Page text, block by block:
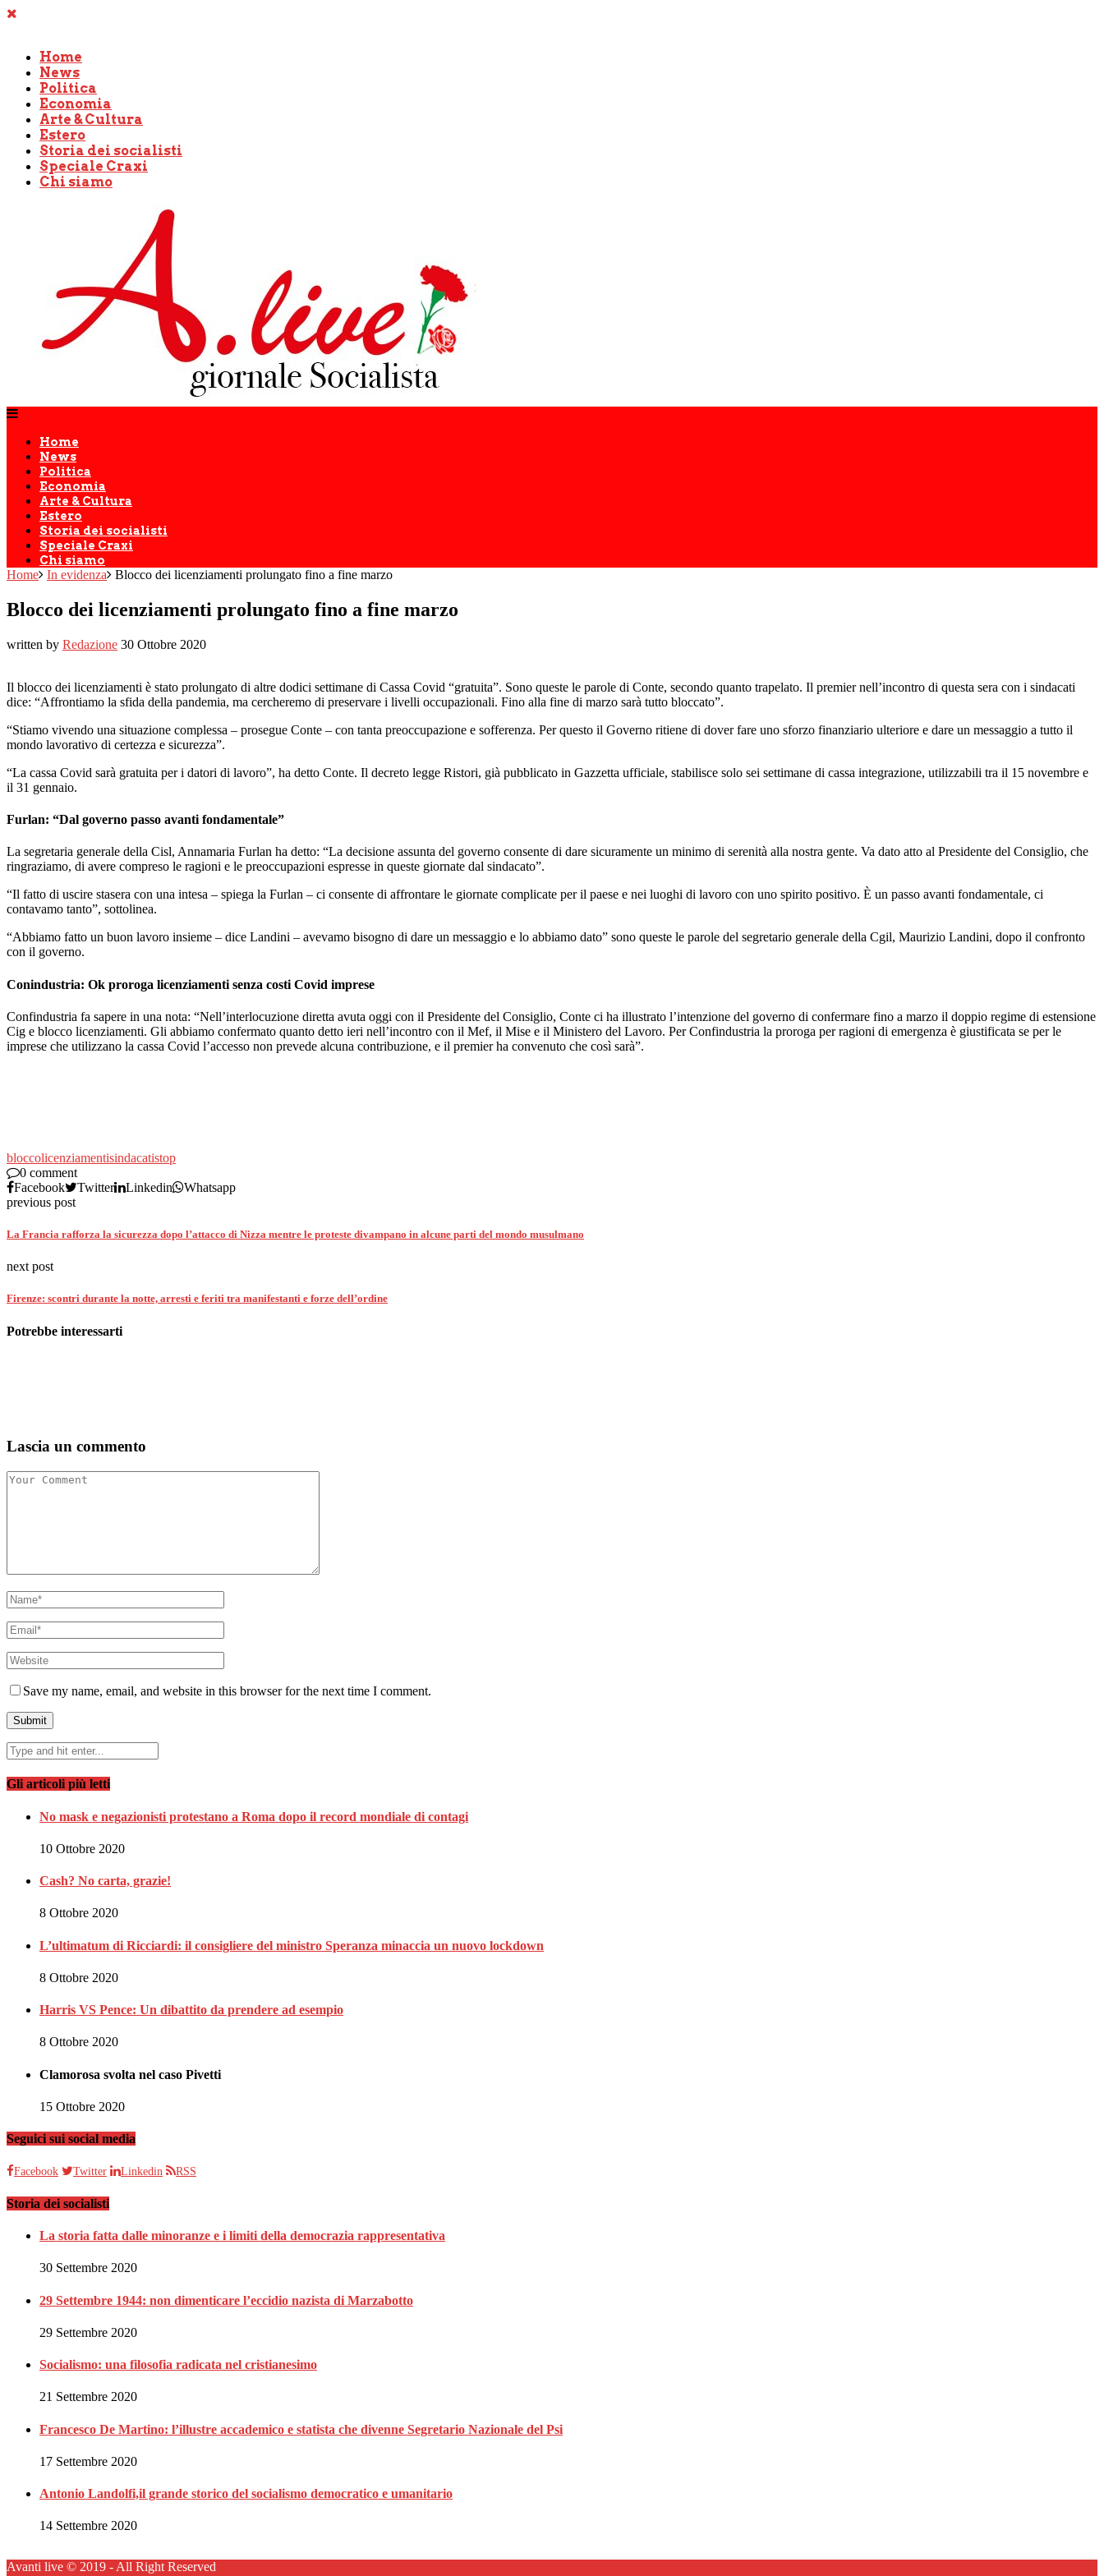
Home
News
Politica
Economia
Arte & Cultura
Estero
Storia dei socialisti
Speciale Craxi
Chi siamo
Home
News
Politica
Economia
Arte & Cultura
Estero
Storia dei socialisti
Speciale Craxi
Chi siamo
Home In evidenza Blocco dei licenziamenti prolungato fino a fine marzo
Blocco dei licenziamenti prolungato fino a fine marzo
written by Redazione 30 Ottobre 2020
Il blocco dei licenziamenti è stato prolungato di altre dodici settimane di Cassa Covid “gratuita”. Sono queste le parole di Conte, secondo quanto trapelato. Il premier nell’incontro di questa sera con i sindacati
dice: “Affrontiamo la sfida della pandemia, ma cercheremo di preservare i livelli occupazionali. Fino alla fine di marzo sarà tutto bloccato”.
“Stiamo vivendo una situazione complessa – prosegue Conte – con tanta preoccupazione e sofferenza. Per questo il Governo ritiene di dover fare uno sforzo finanziario ulteriore e dare un messaggio a tutto il
mondo lavorativo di certezza e sicurezza”.
“La cassa Covid sarà gratuita per i datori di lavoro”, ha detto Conte. Il decreto legge Ristori, già pubblicato in Gazzetta ufficiale, stabilisce solo sei settimane di cassa integrazione, utilizzabili tra il 15 novembre e
il 31 gennaio.
Furlan: “Dal governo passo avanti fondamentale”
La segretaria generale della Cisl, Annamaria Furlan ha detto: “La decisione assunta del governo consente di dare sicuramente un minimo di serenità alla nostra gente. Va dato atto al Presidente del Consiglio, che
ringraziamo, di avere compreso le ragioni e le preoccupazioni espresse in queste giornate dal sindacato”.
“Il fatto di uscire stasera con una intesa – spiega la Furlan – ci consente di affrontare le giornate complicate per il paese e nei luoghi di lavoro con uno spirito positivo. È un passo avanti fondamentale, ci
contavamo tanto”, sottolinea.
“Abbiamo fatto un buon lavoro insieme – dice Landini – avevamo bisogno di dare un messaggio e lo abbiamo dato” sono queste le parole del segretario generale della Cgil, Maurizio Landini, dopo il confronto
con il governo.
Conindustria: Ok proroga licenziamenti senza costi Covid imprese
Confindustria fa sapere in una nota: “Nell’interlocuzione diretta avuta oggi con il Presidente del Consiglio, Conte ci ha illustrato l’intenzione del governo di confermare fino a marzo il doppio regime di estensione
Cig e blocco licenziamenti. Gli abbiamo confermato quanto detto ieri nell’incontro con il Mef, il Mise e il Ministero del Lavoro. Per Confindustria la proroga per ragioni di emergenza è giustificata se per le
imprese che utilizzano la cassa Covid l’accesso non prevede alcuna contribuzione, e il premier ha convenuto che così sarà”.
bloccolicenziamentisindacatistop
0 comment
Facebook
Twitter Linkedin
Whatsapp
previous post
La Francia rafforza la sicurezza dopo l’attacco di Nizza mentre le proteste divampano in alcune parti del mondo musulmano
next post
Firenze: scontri durante la notte, arresti e feriti tra manifestanti e forze dell’ordine
Potrebbe interessarti
Lascia un commento
Save my name, email, and website in this browser for the next time I comment.
Gli articoli più letti
No mask e negazionisti protestano a Roma dopo il record mondiale di contagi
10 Ottobre 2020
Cash? No carta, grazie!
8 Ottobre 2020
L’ultimatum di Ricciardi: il consigliere del ministro Speranza minaccia un nuovo lockdown
8 Ottobre 2020
Harris VS Pence: Un dibattito da prendere ad esempio
8 Ottobre 2020
Clamorosa svolta nel caso Pivetti
15 Ottobre 2020
Seguici sui social media
Facebook Twitter Linkedin RSS
Storia dei socialisti
La storia fatta dalle minoranze e i limiti della democrazia rappresentativa
30 Settembre 2020
29 Settembre 1944: non dimenticare l’eccidio nazista di Marzabotto
29 Settembre 2020
Socialismo: una filosofia radicata nel cristianesimo
21 Settembre 2020
Francesco De Martino: l’illustre accademico e statista che divenne Segretario Nazionale del Psi
17 Settembre 2020
Antonio Landolfi,il grande storico del socialismo democratico e umanitario
14 Settembre 2020
Avanti live © 2019 - All Right Reserved